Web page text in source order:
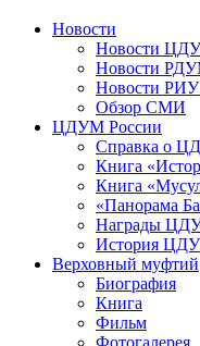
Новости
Новости
Новости
Новости
Обзор СМИ
ЦДУМ России
Справка о
Книга
Книга
«Панорама
Награды
История
Верховный муфтий
Биография
Книга
Фильм
Фотогалерея